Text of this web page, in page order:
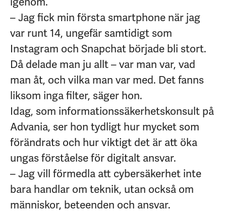
– Jag fick min första smartphone när jag
var runt 14, ungefär samtidigt som
Instagram och Snapchat började bli stort.
Då delade man ju allt – var man var, vad
man åt, och vilka man var med. Det fanns
liksom inga filter, säger hon.
Idag, som informationssäkerhetskonsult på
Advania, ser hon tydligt hur mycket som
förändrats och hur viktigt det är att öka
ungas förståelse för digitalt ansvar.
– Jag vill förmedla att cybersäkerhet inte
bara handlar om teknik, utan också om
människor, beteenden och ansvar.